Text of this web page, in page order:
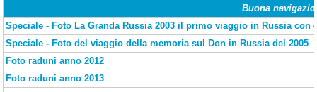
Buona
Speciale - Foto La Granda Russia 2003 il primo viaggio in Russia con
Speciale - Foto del viaggio della memoria sul Don in Russia del 2005
Foto raduni anno 2012
Foto raduni anno 2013